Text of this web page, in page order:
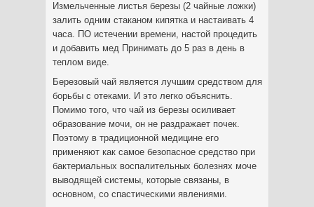
Измельченные листья березы (2 чайные ложки)
залить одним стаканом кипятка и настаивать 4
часа. ПО истечении времени, настой процедить
и добавить мед Принимать до 5 раз в день в
теплом виде.
Березовый чай является лучшим средством для
борьбы с отеками. И это легко объяснить.
Помимо того, что чай из березы осиливает
образование мочи, он не раздражает почек.
Поэтому в традиционной медицине его
применяют как самое безопасное средство при
бактериальных воспалительных болезнях моче
выводящей системы, которые связаны, в
основном, со спастическими явлениями.